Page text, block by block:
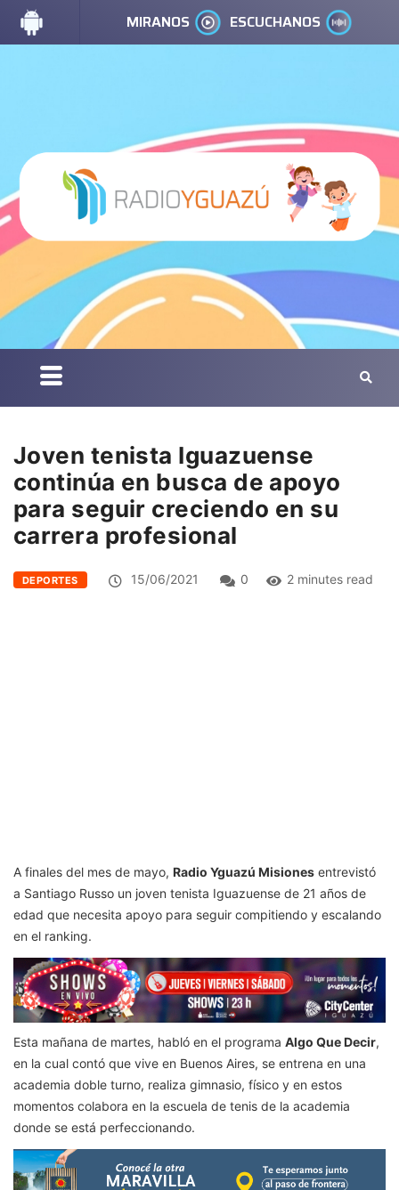
MIRANOS ESCUCHANOS
Joven tenista Iguazuense
continúa en busca de apoyo
para seguir creciendo en su
carrera profesional
DEPORTES 15/06/2021 0 2 minutes read
A finales del mes de mayo, Radio Yguazú Misiones entrevistó
a Santiago Russo un joven tenista Iguazuense de 21 años de
edad que necesita apoyo para seguir compitiendo y escalando
en el ranking.
Esta mañana de martes, habló en el programa Algo Que Decir,
en la cual contó que vive en Buenos Aires, se entrena en una
academia doble turno, realiza gimnasio, físico y en estos
momentos colabora en la escuela de tenis de la academia
donde se está perfeccionando.